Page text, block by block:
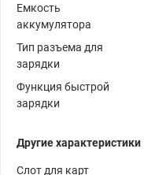
Емкость
аккумулятора
Тип разъема для
зарядки
Функция быстрой
зарядки
Другие характеристики
Слот для карт